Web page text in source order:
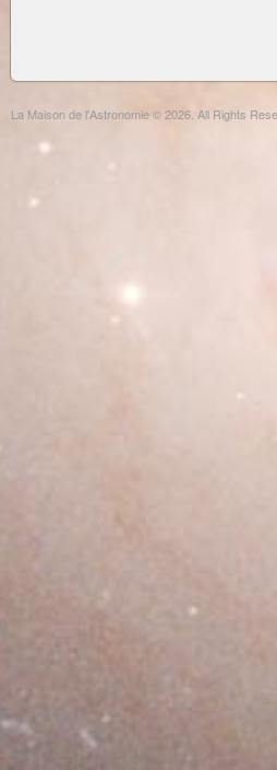
La Maison de l'Astronomie © 2026. All Rights